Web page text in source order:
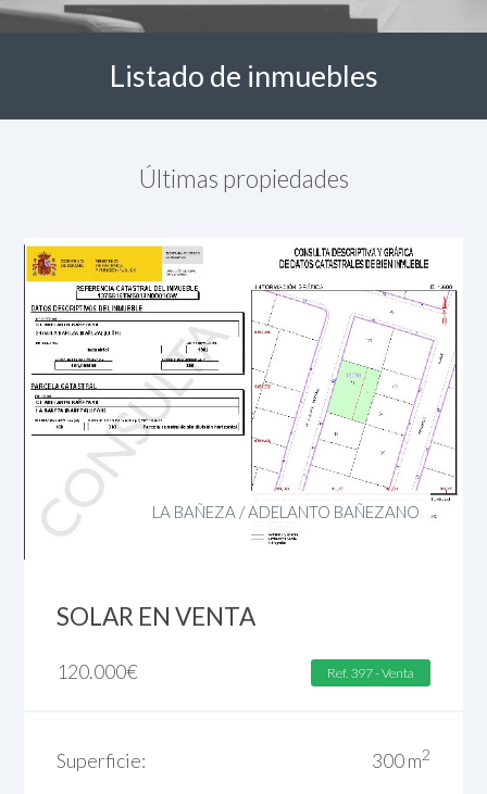
Listado de inmuebles
Últimas propiedades
LA BAÑEZA /ADELANTO BAÑEZANO
SOLAR EN VENTA
120.000€ Ref. 397 - Venta
Superficie: 300 m2